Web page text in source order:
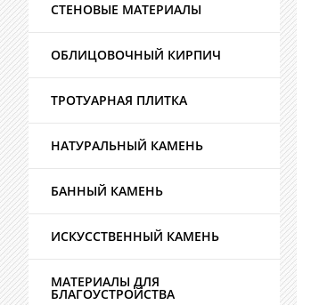
СТЕНОВЫЕ МАТЕРИАЛЫ
ОБЛИЦОВОЧНЫЙ КИРПИЧ
ТРОТУАРНАЯ ПЛИТКА
НАТУРАЛЬНЫЙ КАМЕНЬ
БАННЫЙ КАМЕНЬ
ИСКУССТВЕННЫЙ КАМЕНЬ
МАТЕРИАЛЫ ДЛЯ
БЛАГОУСТРОЙСТВА